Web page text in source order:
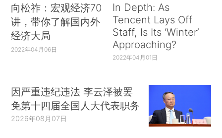
向松祚：宏观经济70
讲，带你了解国内外
经济大局
2022年04月06日
In Depth: As
Tencent Lays Off
Staff, Is Its ‘Winter’
Approaching?
2022年04月01日
因严重违纪违法 李云泽被罢
免第十四届全国人大代表职务
2026年08月07日